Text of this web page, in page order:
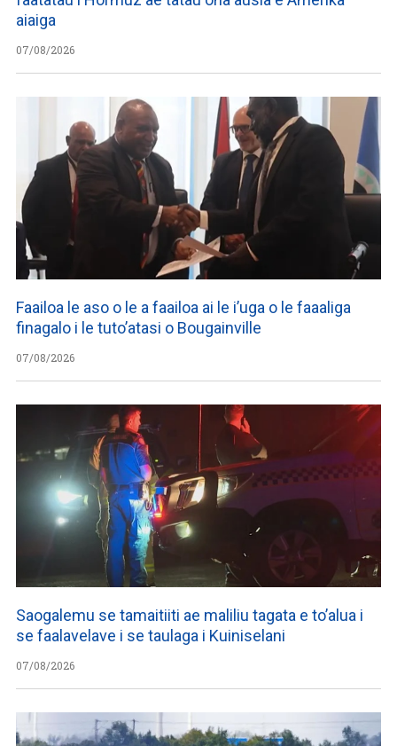
aiaiga
07/08/2026
Faailoa le aso o le a faailoa ai le i’uga o le faaaliga
finagalo i le tuto’atasi o Bougainville
07/08/2026
Saogalemu se tamaitiiti ae maliliu tagata e to’alua i
se faalavelave i se taulaga i Kuiniselani
07/08/2026